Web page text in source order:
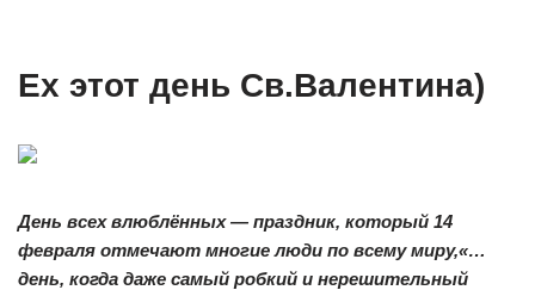
Ех этот день Св.Валентина)
День всех влюблённых — праздник, который 14
февраля отмечают многие люди по всему миру,«…
день, когда даже самый робкий и нерешительный